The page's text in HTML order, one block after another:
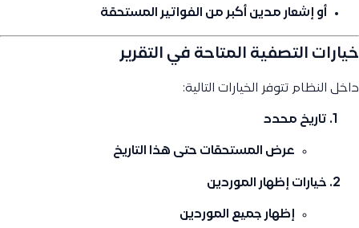
أو إشعار مدين أكبر من الفواتير المستحقة
خيارات التصفية المتاحة في التقرير
داخل النظام تتوفر الخيارات التالية:
تاريخ محدد
عرض المستحقات حتى هذا التاريخ
خيارات إظهار الموردين
إظهار جميع الموردين